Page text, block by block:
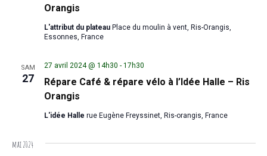
Orangis
L'attribut du plateau Place du moulin à vent, Ris-Orangis,
Essonnes, France
SAM
27
Répare Café & répare vélo à l’Idée Halle – Ris
Orangis
27 avril 2024 @ 14h30 - 17h30
L'idée Halle rue Eugène Freyssinet, Ris-orangis, France
mai 2024